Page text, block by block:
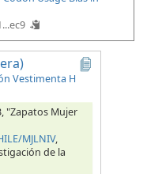
Vestimenta H
"Zapatos Mujer
MJLNIV,
de la